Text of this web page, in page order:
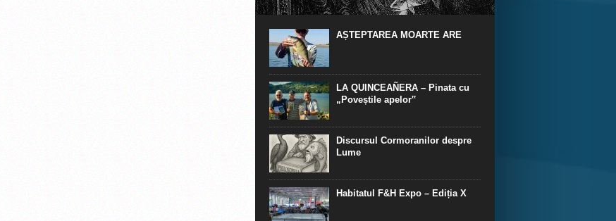
”La urma urmei, cred că legendele și miturile sunt
în mare parte făcute din „adevăr”.“ R. R. Tolkien.
AȘTEPTAREA MOARTE ARE
LA QUINCEAÑERA – Pinata cu
„Poveștile apelor‟
Discursul Cormoranilor despre
Lume
Habitatul F&H Expo – Ediția X